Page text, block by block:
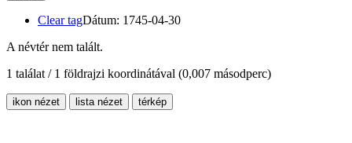
Clear tagDátum: 1745-04-30
A névtér nem talált.
1 találat / 1 földrajzi koordinátával (0,007 másodperc)
ikon nézet lista nézet térkép